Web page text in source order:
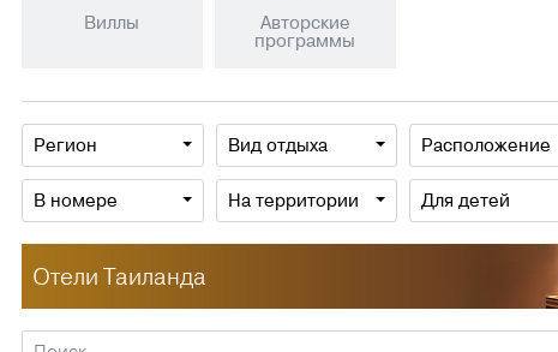
Виллы Авторские
программы
Регион Вид отдыха Расположение
В номере На территории Для детей
Отели Таиланда